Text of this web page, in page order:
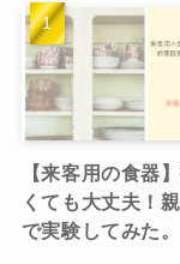
【来客用の食器
くても大丈夫！
で実験してみた。